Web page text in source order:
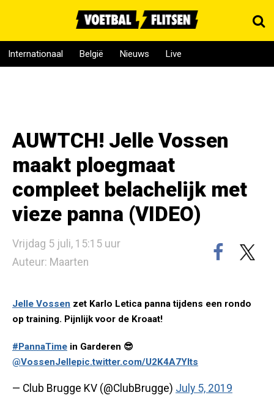
Internationaal België Nieuws Live
AUWTCH! Jelle Vossen
maakt ploegmaat
compleet belachelijk met
vieze panna (VIDEO)
Vrijdag 5 juli, 15:15 uur
Auteur: Maarten
Jelle Vossen zet Karlo Letica panna tijdens een rondo
op training. Pijnlijk voor de Kroaat!
#PannaTime in Garderen 😎
@VossenJellepic.twitter.com/U2K4A7YIts
— Club Brugge KV (@ClubBrugge) July 5, 2019